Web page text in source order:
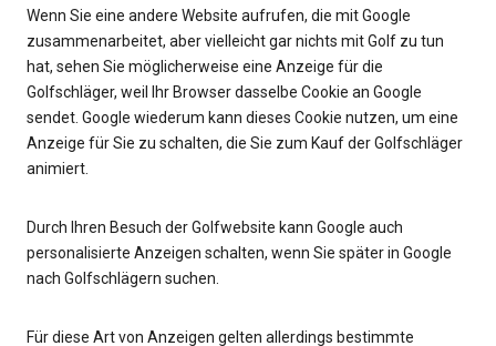
Wenn Sie eine andere Website aufrufen, die mit Google
zusammenarbeitet, aber vielleicht gar nichts mit Golf zu tun
hat, sehen Sie möglicherweise eine Anzeige für die
Golfschläger, weil Ihr Browser dasselbe Cookie an Google
sendet. Google wiederum kann dieses Cookie nutzen, um eine
Anzeige für Sie zu schalten, die Sie zum Kauf der Golfschläger
animiert.
Durch Ihren Besuch der Golfwebsite kann Google auch
personalisierte Anzeigen schalten, wenn Sie später in Google
nach Golfschlägern suchen.
Für diese Art von Anzeigen gelten allerdings bestimmte